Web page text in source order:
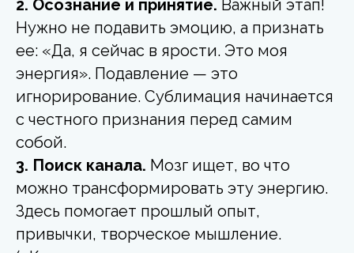
2. Осознание и принятие. Важный этап!
Нужно не подавить эмоцию, а признать
ее: «Да, я сейчас в ярости. Это моя
энергия». Подавление — это
игнорирование. Сублимация начинается
с честного признания перед самим
собой.
3. Поиск канала. Мозг ищет, во что
можно трансформировать эту энергию.
Здесь помогает прошлый опыт,
привычки, творческое мышление.